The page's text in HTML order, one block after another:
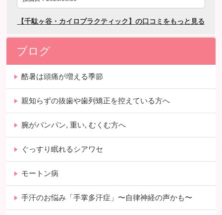
ブログ
酷暑は頭痛が増える季節
親知らずの抜歯や歯列矯正を控えている方へ
腕がパンパン, 重い, むくむ方へ
ぐっすり眠れるシアワセ
モートン病
手汗のお悩み「手掌多汗症」〜自律神経の声かも〜